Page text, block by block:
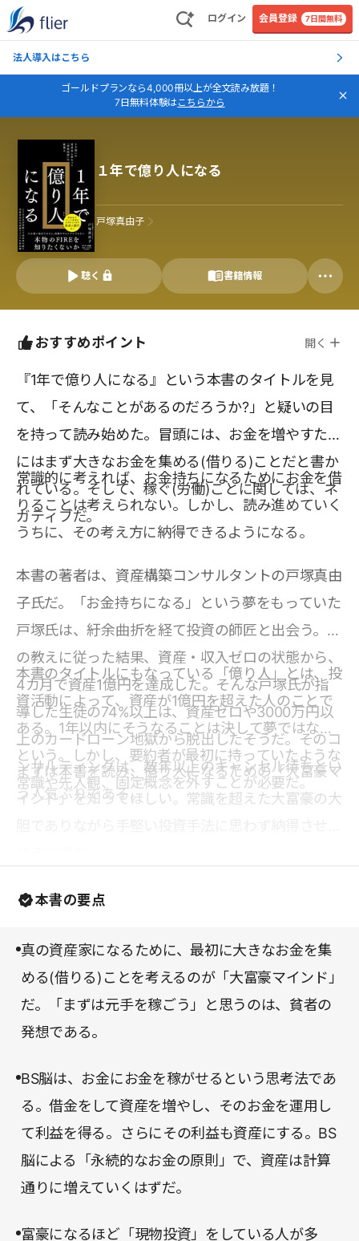
ログイン 会員登録 7日間無料
法人導入はこちら
ゴールドプランなら4,000冊以上が全文読み放題！
7日無料体験はこちらから
１年で億り人になる
戸塚真由子
聴く 書籍情報
おすすめポイント 開く
『1年で億り人になる』という本書のタイトルを見
て、「そんなことがあるのだろうか?」と疑いの目
を持って読み始めた。冒頭には、お金を増やすため
にはまず大きなお金を集める(借りる)ことだと書か
れている。そして、稼ぐ(労働)ことに関しては、ネ
ガティブだ。
常識的に考えれば、お金持ちになるためにお金を借
りることは考えられない。しかし、読み進めていく
うちに、その考え方に納得できるようになる。
本書の著者は、資産構築コンサルタントの戸塚真由
子氏だ。「お金持ちになる」という夢をもっていた
戸塚氏は、紆余曲折を経て投資の師匠と出会う。そ
の教えに従った結果、資産・収入ゼロの状態から、
4カ月で資産1億円を達成した。そんな戸塚氏が指
導した生徒の74%以上は、資産ゼロや3000万円以
上のカードローン地獄から脱出したそうだ。そのコ
ンサルティングは、数年以上のキャンセル待ちとい
う人気ぶりである。
本書のタイトルにもなっている「億り人」とは、投
資活動によって、資産が1億円を超えた人のことで
ある。1年以内にそうなることは決して夢ではない
という。しかし、要約者が最初に持っていたような
常識や先入観、固定概念を外すことが必要だ。
まずは本書を読み、億り人になるための「大富豪マ
インド」を知ってほしい。常識を超えた大富豪の大
本書の要点
真の資産家になるために、最初に大きなお金を集
める(借りる)ことを考えるのが「大富豪マインド」
だ。「まずは元手を稼ごう」と思うのは、貧者の
発想である。
BS脳は、お金にお金を稼がせるという思考法であ
る。借金をして資産を増やし、そのお金を運用し
て利益を得る。さらにその利益も資産にする。BS
脳による「永続的なお金の原則」で、資産は計算
通りに増えていくはずだ。
富豪になるほど「現物投資」をしている人が多